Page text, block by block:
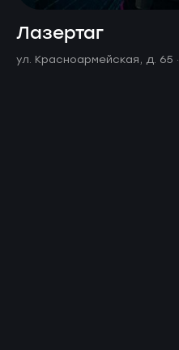
Лазертаг
ул. Красноармейская, д. 65 ·